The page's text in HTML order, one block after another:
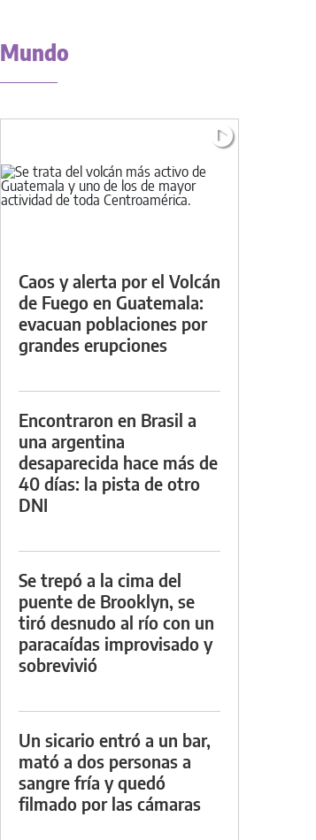
Mundo
Caos y alerta por el Volcán
de Fuego en Guatemala:
evacuan poblaciones por
grandes erupciones
Encontraron en Brasil a
una argentina
desaparecida hace más de
40 días: la pista de otro
DNI
Se trepó a la cima del
puente de Brooklyn, se
tiró desnudo al río con un
paracaídas improvisado y
sobrevivió
Un sicario entró a un bar,
mató a dos personas a
sangre fría y quedó
filmado por las cámaras